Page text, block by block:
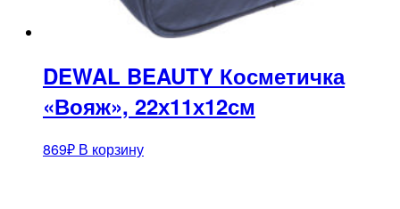
DEWAL BEAUTY Косметичка
«Вояж», 22х11х12см
869₽ В корзину